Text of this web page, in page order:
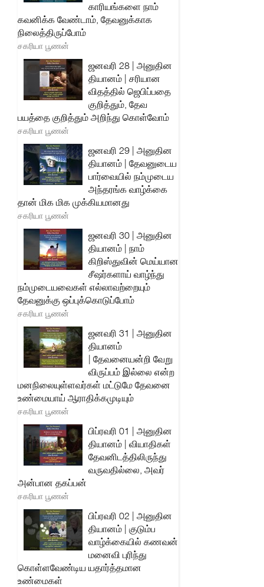
காரியங்களை நாம்
கவனிக்க வேண்டாம், தேவனுக்காக
நிலைத்திருப்போம்
சகரியா பூணன்
ஜனவரி 28 | அனுதின
தியானம் | சரியான
விதத்தில் ஜெபிப்பதை
குறித்தும், தேவ
பயத்தை குறித்தும் அறிந்து கொள்வோம்
சகரியா பூணன்
ஜனவரி 29 | அனுதின
தியானம் | தேவனுடைய
பார்வையில் நம்முடைய
அந்தரங்க வாழ்க்கை
தான் மிக மிக முக்கியமானது
சகரியா பூணன்
ஜனவரி 30 | அனுதின
தியானம் | நாம்
கிறிஸ்துவின் மெய்யான
சீஷர்களாய் வாழ்ந்து
நம்முடையவைகள் எல்லாவற்றையும்
தேவனுக்கு ஒப்புக்கொடுப்போம்
சகரியா பூணன்
ஜனவரி 31 | அனுதின
தியானம்
| தேவனையன்றி வேறு
விருப்பம் இல்லை என்ற
மனநிலையுள்ளவர்கள் மட்டுமே தேவனை
உண்மையாய் ஆராதிக்கமுடியும்
சகரியா பூணன்
பிப்ரவரி 01 | அனுதின
தியானம் | வியாதிகள்
தேவனிடத்திலிருந்து
வருவதில்லை, அவர்
அன்பான தகப்பன்
சகரியா பூணன்
பிப்ரவரி 02 | அனுதின
தியானம் | குடும்ப
வாழ்க்கையில் கணவன்
மனைவி புரிந்து
கொள்ளவேண்டிய யதார்த்தமான
உண்மைகள்